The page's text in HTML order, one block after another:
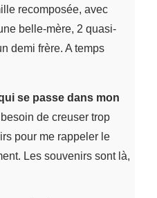
recomposée, avec
belle-mère, 2 quasi-
demi frère. A temps
se passe dans mon
de creuser trop
pour me rappeler le
Les souvenirs sont là,